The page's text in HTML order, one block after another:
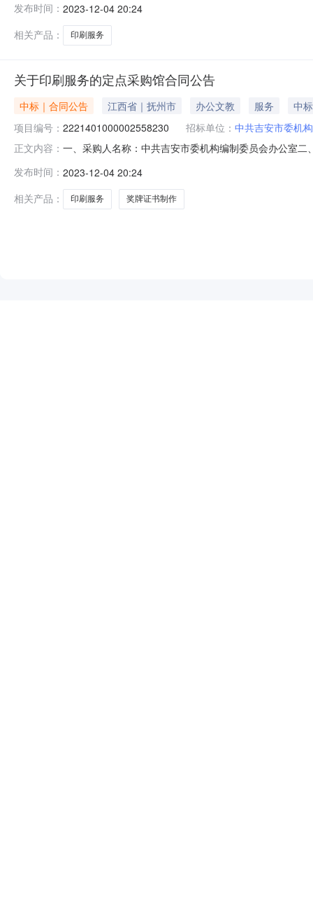
1.0017129.417129.4服务要求或标的基本概况：七、其
发布时间： 2023-12-04 20:24
相关产品：
印刷服务
关于印刷服务的定点采购馆合同公告
中标｜合同公告 江西省｜抚州市 办公文教 服务
中
项目编号： 2221401000002558230 招标单位： 中共吉安市委机
正文内容： 一、采购人名称：中共吉安市委机构编制委员会办公室
1.0058505850服务要求或标的基本概况：七、其它事项
发布时间： 2023-12-04 20:24
相关产品：
印刷服务 奖牌证书制作